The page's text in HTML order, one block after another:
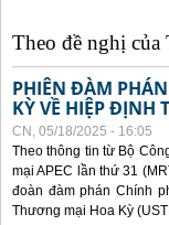
Theo đề nghị của
PHIÊN ĐÀM
KỲ VỀ HIỆP ĐỊNH
CN, 05/18/2025 - 16:05
Theo thông tin từ Bộ
mại APEC lần thứ 31
đoàn đàm phán Chính
Thương mại Hoa Kỳ